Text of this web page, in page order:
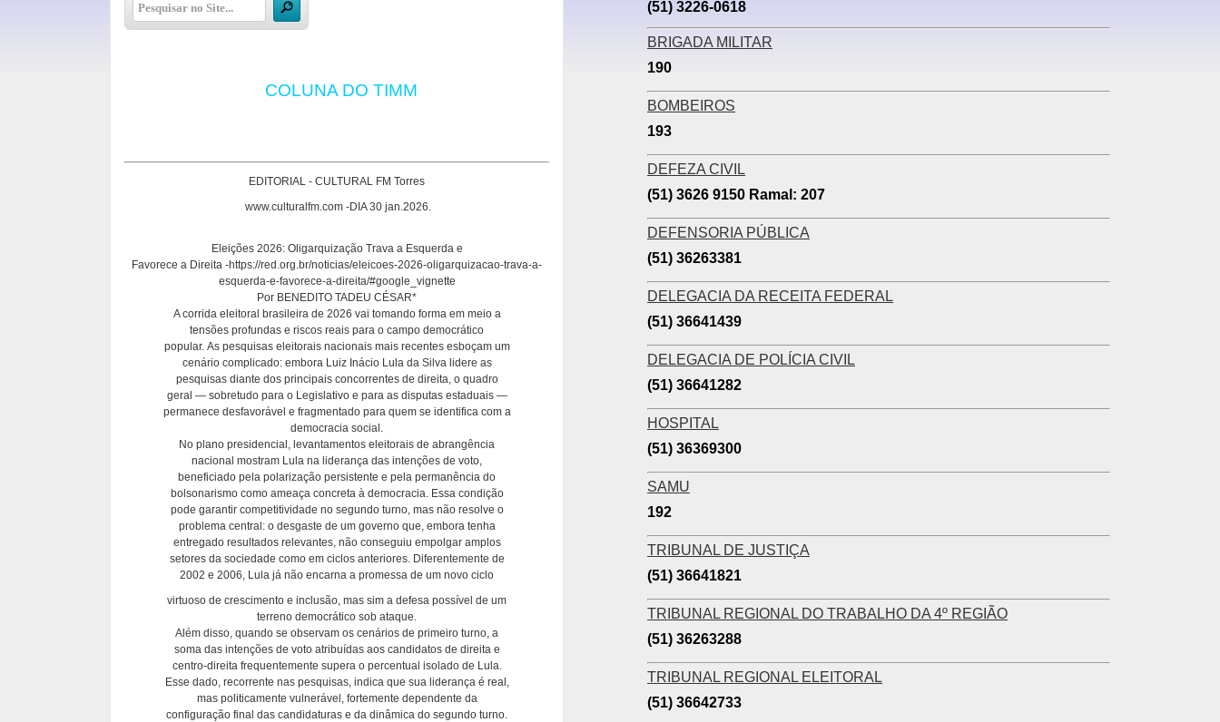
COLUNA DO TIMM
EDITORIAL - CULTURAL FM Torres
www.culturalfm.com -DIA 30 jan.2026.
Eleições 2026: Oligarquização Trava a Esquerda e
Favorece a Direita -https://red.org.br/noticias/eleicoes-2026-oligarquizacao-trava-a-
esquerda-e-favorece-a-direita/#google_vignette
Por BENEDITO TADEU CÉSAR*
A corrida eleitoral brasileira de 2026 vai tomando forma em meio a
tensões profundas e riscos reais para o campo democrático
popular. As pesquisas eleitorais nacionais mais recentes esboçam um
cenário complicado: embora Luiz Inácio Lula da Silva lidere as
pesquisas diante dos principais concorrentes de direita, o quadro
geral — sobretudo para o Legislativo e para as disputas estaduais —
permanece desfavorável e fragmentado para quem se identifica com a
democracia social.
No plano presidencial, levantamentos eleitorais de abrangência
nacional mostram Lula na liderança das intenções de voto,
beneficiado pela polarização persistente e pela permanência do
bolsonarismo como ameaça concreta à democracia. Essa condição
pode garantir competitividade no segundo turno, mas não resolve o
problema central: o desgaste de um governo que, embora tenha
entregado resultados relevantes, não conseguiu empolgar amplos
setores da sociedade como em ciclos anteriores. Diferentemente de
2002 e 2006, Lula já não encarna a promessa de um novo ciclo
virtuoso de crescimento e inclusão, mas sim a defesa possível de um
terreno democrático sob ataque.
Além disso, quando se observam os cenários de primeiro turno, a
soma das intenções de voto atribuídas aos candidatos de direita e
centro-direita frequentemente supera o percentual isolado de Lula.
Esse dado, recorrente nas pesquisas, indica que sua liderança é real,
mas politicamente vulnerável, fortemente dependente da
configuração final das candidaturas e da dinâmica do segundo turno.
(51) 3226-0618
BRIGADA MILITAR
190
BOMBEIROS
193
DEFEZA CIVIL
(51) 3626 9150 Ramal: 207
DEFENSORIA PÚBLICA
(51) 36263381
DELEGACIA DA RECEITA FEDERAL
(51) 36641439
DELEGACIA DE POLÍCIA CIVIL
(51) 36641282
HOSPITAL
(51) 36369300
SAMU
192
TRIBUNAL DE JUSTIÇA
(51) 36641821
TRIBUNAL REGIONAL DO TRABALHO DA 4º REGIÃO
(51) 36263288
TRIBUNAL REGIONAL ELEITORAL
(51) 36642733